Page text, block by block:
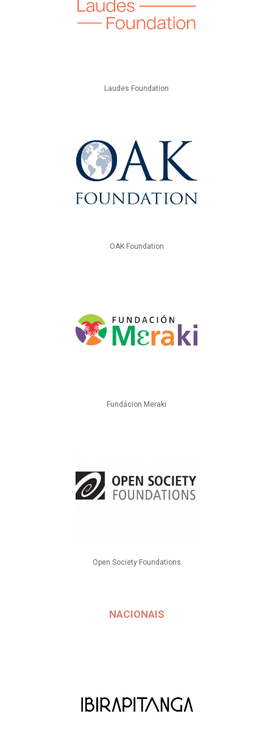
Laudes Foundation
OAK Foundation
Fundácion Meraki
Open Society Foundations
NACIONAIS